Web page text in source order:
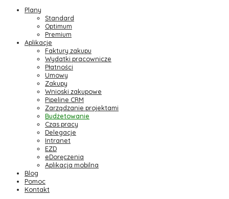
Plany
Standard
Optimum
Premium
Aplikacje
Faktury zakupu
Wydatki pracownicze
Płatności
Umowy
Zakupy
Wnioski zakupowe
Pipeline CRM
Zarządzanie projektami
Budżetowanie
Czas pracy
Delegacje
Intranet
EZD
eDoręczenia
Aplikacja mobilna
Blog
Pomoc
Kontakt